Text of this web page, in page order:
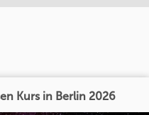
Kurs in Berlin 2026